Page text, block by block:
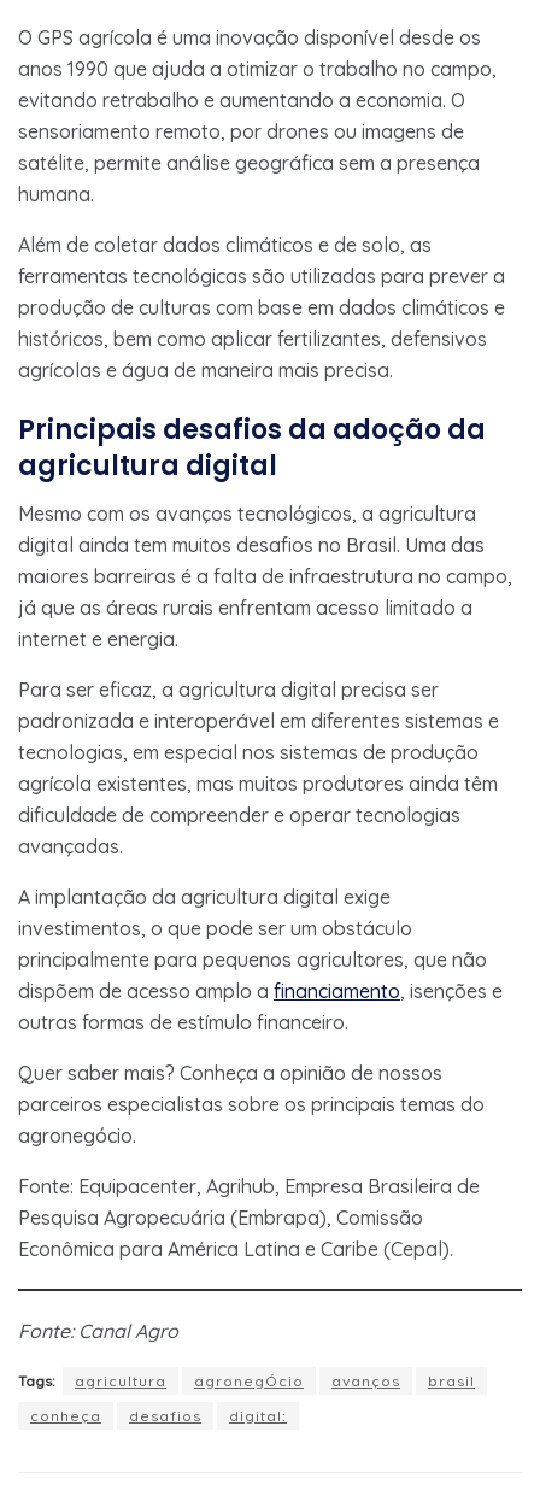
O GPS agrícola é uma inovação disponível desde os
anos 1990 que ajuda a otimizar o trabalho no campo,
evitando retrabalho e aumentando a economia. O
sensoriamento remoto, por drones ou imagens de
satélite, permite análise geográfica sem a presença
humana.
Além de coletar dados climáticos e de solo, as
ferramentas tecnológicas são utilizadas para prever a
produção de culturas com base em dados climáticos e
históricos, bem como aplicar fertilizantes, defensivos
agrícolas e água de maneira mais precisa.
Principais desafios da adoção da
agricultura digital
Mesmo com os avanços tecnológicos, a agricultura
digital ainda tem muitos desafios no Brasil. Uma das
maiores barreiras é a falta de infraestrutura no campo,
já que as áreas rurais enfrentam acesso limitado a
internet e energia.
Para ser eficaz, a agricultura digital precisa ser
padronizada e interoperável em diferentes sistemas e
tecnologias, em especial nos sistemas de produção
agrícola existentes, mas muitos produtores ainda têm
dificuldade de compreender e operar tecnologias
avançadas.
A implantação da agricultura digital exige
investimentos, o que pode ser um obstáculo
principalmente para pequenos agricultores, que não
dispõem de acesso amplo a financiamento, isenções e
outras formas de estímulo financeiro.
Quer saber mais? Conheça a opinião de nossos
parceiros especialistas sobre os principais temas do
agronegócio.
Fonte: Equipacenter, Agrihub, Empresa Brasileira de
Pesquisa Agropecuária (Embrapa), Comissão
Econômica para América Latina e Caribe (Cepal).
Fonte: Canal Agro
Tags: agricultura agronegÓcio avanços
brasil
conheça
desafios digital: